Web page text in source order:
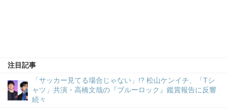
注目記事
「サッカー見てる場合じゃない」!? 松山ケンイチ、「Tシ
ャツ」共演・高橋文哉の『ブルーロック』鑑賞報告に反響
続々